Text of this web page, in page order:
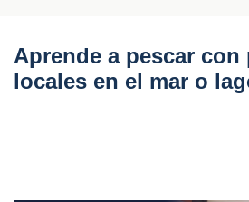
Aprende a pescar con
locales en el mar o